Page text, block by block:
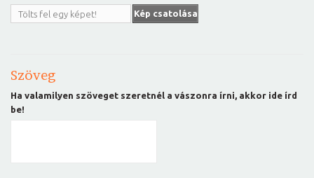
Tölts fel egy képet! Kép csatolása
Szöveg
Ha valamilyen szöveget szeretnél a vászonra írni, akkor ide írd
be!